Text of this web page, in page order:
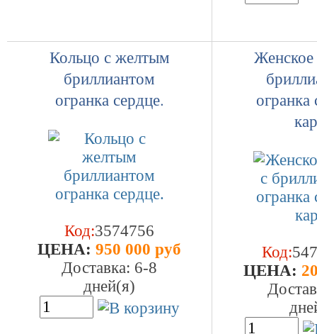
Кольцо с желтым
бриллиантом
огранка сердце.
Код:3574756
ЦEHA: 950 000 руб
Доставка: 6-8
дней(я)
Женское
огранка
Код:
ЦEHA: